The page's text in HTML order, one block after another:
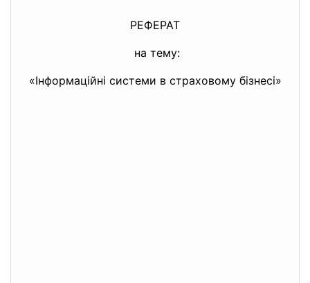
РЕФЕРАТ
на тему:
«Інформаційні системи в страховому бізнесі»